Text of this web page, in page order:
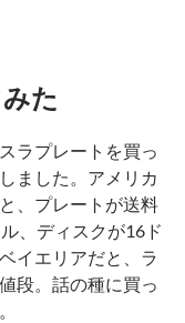
た
ラプレートを買っ
ました。アメリカ
、プレートが送料
、ディスクが16ド
イエリアだと、ラ
段。話の種に買っ